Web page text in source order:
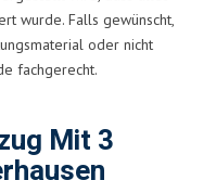
wurde. Falls gewünscht,
oder nicht
fachgerecht.
Mit 3